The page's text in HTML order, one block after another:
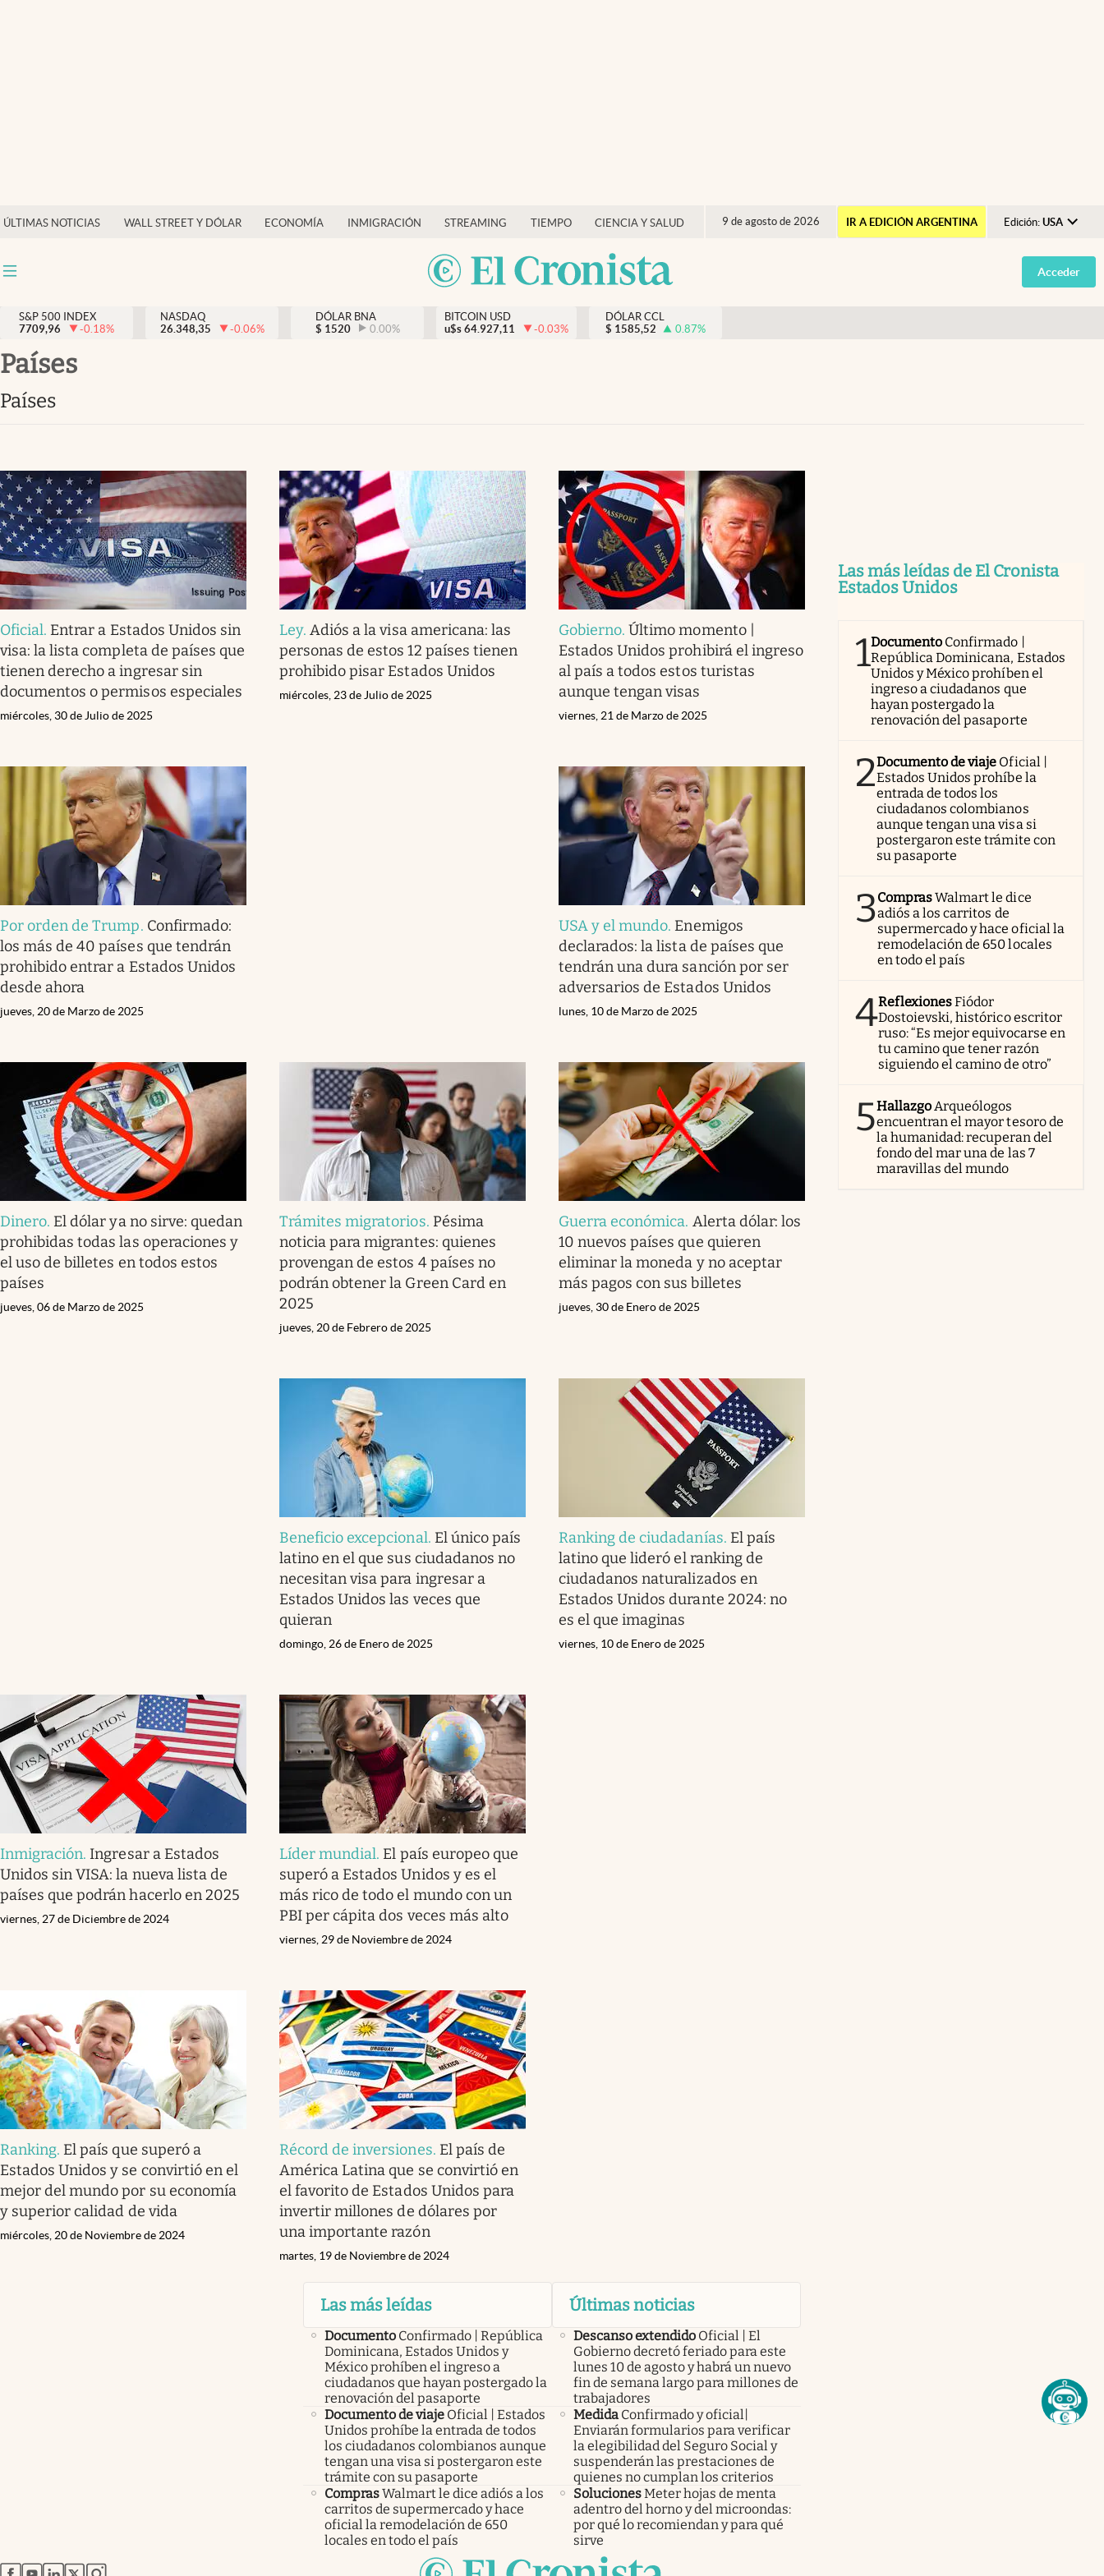
ÚLTIMAS NOTICIAS WALL STREET Y DÓLAR ECONOMÍA INMIGRACIÓN STREAMING TIEMPO CIENCIA Y SALUD 9 de agosto de 2026 IR A EDICIÓN ARGENTINA Edición: USA
Argentina
España
Tiempo
Streaming
Lifestyle
Acceder
S&P 500 INDEX
7709,96
-0.18%
NASDAQ
26.348,35
-0.06%
DÓLAR BNA
$ 1520 0.00%
BITCOIN USD
u$s 64.927,11 -0.03%
DÓLAR CCL
$ 1585,52 0.87%
países
países
Oficial. Entrar a Estados Unidos sin
visa: la lista completa de países que
tienen derecho a ingresar sin
documentos o permisos especiales
miércoles, 30 de Julio de 2025
Ley.Adiós a la visa americana: las
personas de estos 12 países tienen
prohibido pisar Estados Unidos
miércoles, 23 de Julio de 2025
Gobierno.Último momento |
Estados Unidos prohibirá el ingreso
al país a todos estos turistas
aunque tengan visas
viernes, 21 de Marzo de 2025
Por orden de Trump. Confirmado:
los más de 40 países que tendrán
prohibido entrar a Estados Unidos
desde ahora
jueves, 20 de Marzo de 2025
USA y el mundo. Enemigos
declarados: la lista de países que
tendrán una dura sanción por ser
adversarios de Estados Unidos
lunes, 10 de Marzo de 2025
Dinero. El dólar ya no sirve: quedan
prohibidas todas las operaciones y
el uso de billetes en todos estos
países
jueves, 06 de Marzo de 2025
Trámites migratorios. Pésima
noticia para migrantes: quienes
provengan de estos 4 países no
podrán obtener la Green Card en
2025
jueves, 20 de Febrero de 2025
Guerra económica. Alerta dólar: los
10 nuevos países que quieren
eliminar la moneda y no aceptar
más pagos con sus billetes
jueves, 30 de Enero de 2025
Beneficio excepcional. El único país
latino en el que sus ciudadanos no
necesitan visa para ingresar a
Estados Unidos las veces que
quieran
domingo, 26 de Enero de 2025
Ranking de ciudadanías. El país
latino que lideró el ranking de
ciudadanos naturalizados en
Estados Unidos durante 2024: no
es el que imaginas
viernes, 10 de Enero de 2025
Inmigración. Ingresar a Estados
Unidos sin VISA: la nueva lista de
países que podrán hacerlo en 2025
viernes, 27 de Diciembre de 2024
Líder mundial. El país europeo que
superó a Estados Unidos y es el
más rico de todo el mundo con un
PBI per cápita dos veces más alto
viernes, 29 de Noviembre de 2024
Ranking. El país que superó a
Estados Unidos y se convirtió en el
mejor del mundo por su economía
y superior calidad de vida
miércoles, 20 de Noviembre de 2024
Récord de inversiones. El país de
América Latina que se convirtió en
el favorito de Estados Unidos para
invertir millones de dólares por
una importante razón
martes, 19 de Noviembre de 2024
Las más leídas de El Cronista
Estados Unidos
1Documento Confirmado |
República Dominicana, Estados
Unidos y México prohíben el
ingreso a ciudadanos que
hayan postergado la
renovación del pasaporte
2Documento de viaje Oficial |
Estados Unidos prohíbe la
entrada de todos los
ciudadanos colombianos
aunque tengan una visa si
postergaron este trámite con
su pasaporte
3ComprasWalmart le dice
adiós a los carritos de
supermercado y hace oficial la
remodelación de 650 locales
en todo el país
4ReflexionesFiódor
Dostoievski, histórico escritor
ruso: “Es mejor equivocarse en
tu camino que tener razón
siguiendo el camino de otro”
5Hallazgo Arqueólogos
encuentran el mayor tesoro de
la humanidad: recuperan del
fondo del mar una de las 7
maravillas del mundo
Las más leídas
Documento Confirmado | República
Dominicana, Estados Unidos y
México prohíben el ingreso a
ciudadanos que hayan postergado la
renovación del pasaporte
Documento de viaje Oficial | Estados
Unidos prohíbe la entrada de todos
los ciudadanos colombianos aunque
tengan una visa si postergaron este
trámite con su pasaporte
ComprasWalmart le dice adiós a los
carritos de supermercado y hace
oficial la remodelación de 650
locales en todo el país
Últimas noticias
Descanso extendido Oficial | El
Gobierno decretó feriado para este
lunes 10 de agosto y habrá un nuevo
fin de semana largo para millones de
trabajadores
Medida Confirmado y oficial|
Enviarán formularios para verificar
la elegibilidad del Seguro Social y
suspenderán las prestaciones de
quienes no cumplan los criterios
SolucionesMeter hojas de menta
adentro del horno y del microondas:
por qué lo recomiendan y para qué
sirve
abre en nueva pestaña
abre en nueva pestaña
abre en nueva pestaña
abre en nueva pestaña
abre en nueva pestaña